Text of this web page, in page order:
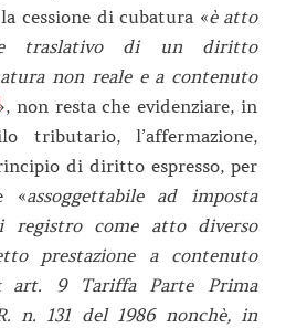
cessione di cubatura «è atto
traslativo di un diritto
non reale e a contenuto
non resta che evidenziare, in
tributario, l’affermazione,
di diritto espresso, per
«assoggettabile ad imposta
registro come atto diverso
prestazione a contenuto
art. 9 Tariffa Parte Prima
n. 131 del 1986 nonchè, in